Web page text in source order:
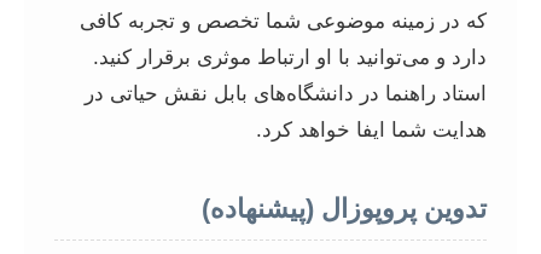
که در زمینه موضوعی شما تخصص و تجربه کافی
دارد و می‌توانید با او ارتباط موثری برقرار کنید.
استاد راهنما در دانشگاه‌های بابل نقش حیاتی در
هدایت شما ایفا خواهد کرد.
تدوین پروپوزال (پیشنهاده)